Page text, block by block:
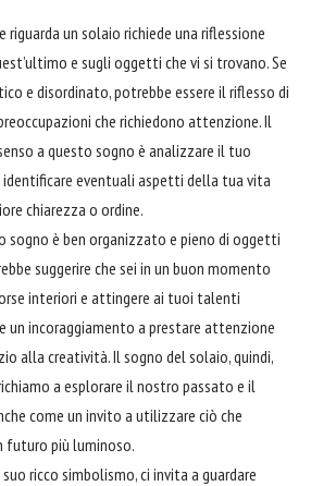
riguarda un solaio richiede una riflessione
e sugli oggetti che vi si trovano. Se
e disordinato, potrebbe essere il riflesso di
che richiedono attenzione. Il
a questo sogno è analizzare il tuo
eventuali aspetti della tua vita
chiarezza o ordine.
sogno è ben organizzato e pieno di oggetti
suggerire che sei in un buon momento
interiori e attingere ai tuoi talenti
un incoraggiamento a prestare attenzione
alla creatività. Il sogno del solaio, quindi,
a esplorare il nostro passato e il
come un invito a utilizzare ciò che
futuro più luminoso.
ricco simbolismo, ci invita a guardare